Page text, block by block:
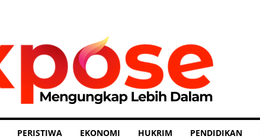
PERISTIWA EKONOMI HUKRIM PENDIDIKAN